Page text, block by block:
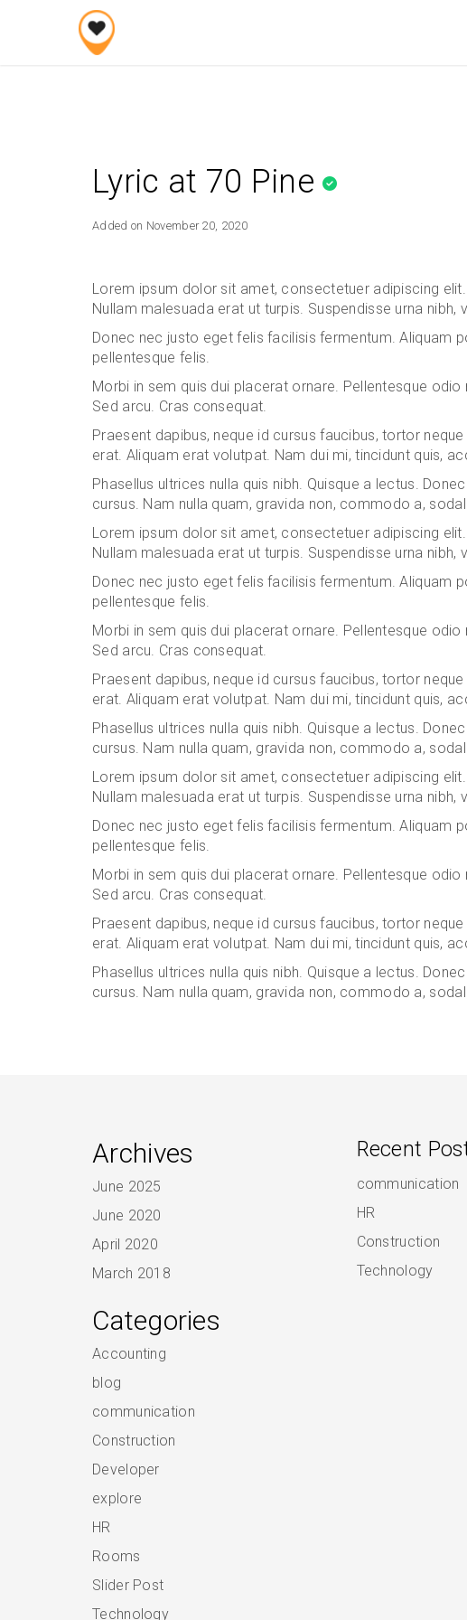
Lyric at 70 Pine
Added on November 20, 2020
Lorem ipsum dolor sit amet, consectetuer adipiscing
Nullam malesuada erat ut turpis. Suspendisse urna
Donec nec justo eget felis facilisis fermentum. Aliquam
pellentesque felis.
Morbi in sem quis dui placerat ornare. Pellentesque odio
Sed arcu. Cras consequat.
Praesent dapibus, neque id cursus faucibus, tortor
erat. Aliquam erat volutpat. Nam dui mi, tincidunt quis,
Phasellus ultrices nulla quis nibh. Quisque a lectus.
cursus. Nam nulla quam, gravida non, commodo a,
Lorem ipsum dolor sit amet, consectetuer adipiscing
Nullam malesuada erat ut turpis. Suspendisse urna
Donec nec justo eget felis facilisis fermentum. Aliquam
pellentesque felis.
Morbi in sem quis dui placerat ornare. Pellentesque odio
Sed arcu. Cras consequat.
Praesent dapibus, neque id cursus faucibus, tortor
erat. Aliquam erat volutpat. Nam dui mi, tincidunt quis,
Phasellus ultrices nulla quis nibh. Quisque a lectus.
cursus. Nam nulla quam, gravida non, commodo a,
Lorem ipsum dolor sit amet, consectetuer adipiscing
Nullam malesuada erat ut turpis. Suspendisse urna
Donec nec justo eget felis facilisis fermentum. Aliquam
pellentesque felis.
Morbi in sem quis dui placerat ornare. Pellentesque odio
Sed arcu. Cras consequat.
Praesent dapibus, neque id cursus faucibus, tortor
erat. Aliquam erat volutpat. Nam dui mi, tincidunt quis,
Phasellus ultrices nulla quis nibh. Quisque a lectus.
cursus. Nam nulla quam, gravida non, commodo a,
Archives
June 2025
June 2020
April 2020
March 2018
Categories
Accounting
blog
communication
Construction
Developer
explore
HR
Rooms
Slider Post
Technology
Recent
communication
HR
Construction
Technology